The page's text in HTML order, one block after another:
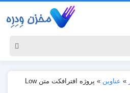
» عناوین »
پروژه افترافکت متن Low